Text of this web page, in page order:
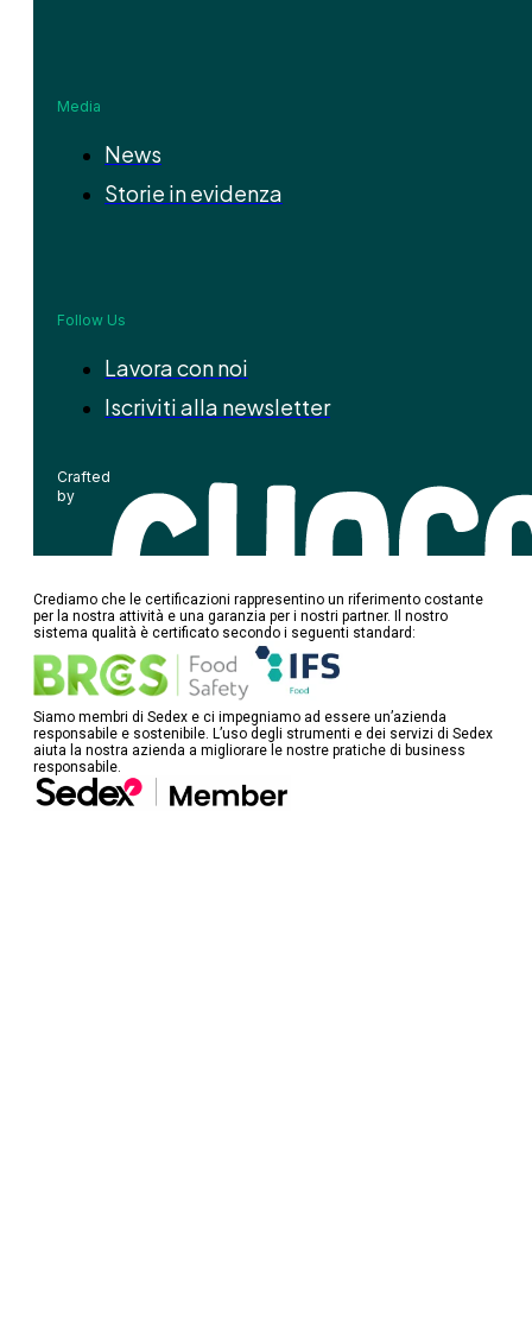
Media
News
Storie in evidenza
Follow Us
Lavora con noi
Iscriviti alla newsletter
Crafted
by
Crediamo che le certificazioni rappresentino un riferimento costante
per la nostra attività e una garanzia per i nostri partner. Il nostro
sistema qualità è certificato secondo i seguenti standard:
Siamo membri di Sedex e ci impegniamo ad essere un’azienda
responsabile e sostenibile. L’uso degli strumenti e dei servizi di Sedex
aiuta la nostra azienda a migliorare le nostre pratiche di business
responsabile.